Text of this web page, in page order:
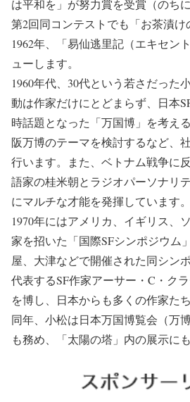
は平和を」が努力賞を受賞（のち
第2回同コンテストでも「お茶漬け
1962年、「易仙逃里記（エキセン
ューします。
1960年代、30代という若さだった
動は作家だけにとどまらず、日本
時話題となった「万国博」を考え
阪万博のテーマを検討するなど、
行います。また、ベトナム戦争に
語家の桂米朝とラジオパーソナリ
にマルチな才能を発揮しています。
1970年にはアメリカ、イギリス、
家を招いた「国際SFシンポジウム
屋、大津などで開催された同シン
代表するSF作家アーサー・C・ク
を博し、日本からも多くの作家た
同年、小松は日本万国博覧会（万
も務め、「太陽の塔」内の展示に